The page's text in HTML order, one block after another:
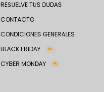
RESUELVE TUS DUDAS
CONTACTO
CONDICIONES GENERALES
BLACK FRIDAY
CYBER MONDAY